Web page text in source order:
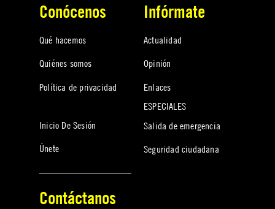
Conócenos
Qué hacemos
Quiénes somos
Política de privacidad
Inicio De Sesión
Únete
Infórmate
Actualidad
Opinión
Enlaces
ESPECIALES
Salida de emergencia
Seguridad ciudadana
Contáctanos